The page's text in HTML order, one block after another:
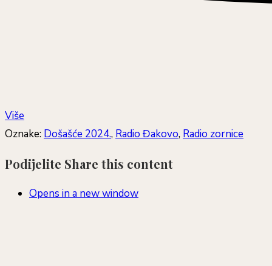
Više
Oznake: Došašće 2024., Radio Đakovo, Radio zornice
Podijelite Share this content
Opens in a new window